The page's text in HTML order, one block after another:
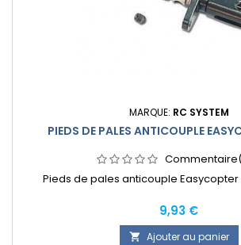
MARQUE: RC SYSTEM
PIEDS DE PALES ANTICOUPLE
Pieds de pales anticouple Easycopter
Prix
9,93 €
 Ajouter au panier